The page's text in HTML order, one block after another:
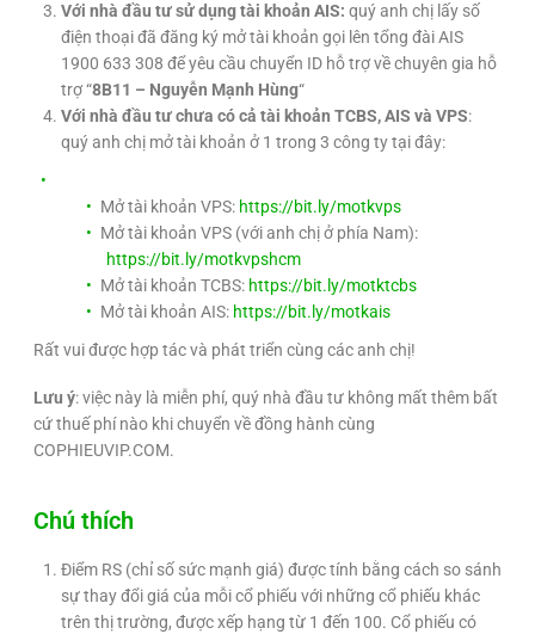
Với nhà đầu tư sử dụng tài khoản AIS: quý anh chị lấy số
điện thoại đã đăng ký mở tài khoản gọi lên tổng đài AIS
1900 633 308 để yêu cầu chuyển ID hỗ trợ về chuyên gia hỗ
trợ “8B11 – Nguyễn Mạnh Hùng“
Với nhà đầu tư chưa có cả tài khoản TCBS, AIS và VPS:
quý anh chị mở tài khoản ở 1 trong 3 công ty tại đây:
Mở tài khoản VPS: https://bit.ly/motkvps
Mở tài khoản VPS (với anh chị ở phía Nam):
https://bit.ly/motkvpshcm
Mở tài khoản TCBS: https://bit.ly/motktcbs
Mở tài khoản AIS: https://bit.ly/motkais
Rất vui được hợp tác và phát triển cùng các anh chị!
Lưu ý: việc này là miễn phí, quý nhà đầu tư không mất thêm bất
cứ thuế phí nào khi chuyển về đồng hành cùng
COPHIEUVIP.COM.
Chú thích
Điểm RS (chỉ số sức mạnh giá) được tính bằng cách so sánh
sự thay đổi giá của mỗi cổ phiếu với những cổ phiếu khác
trên thị trường, được xếp hạng từ 1 đến 100. Cổ phiếu có